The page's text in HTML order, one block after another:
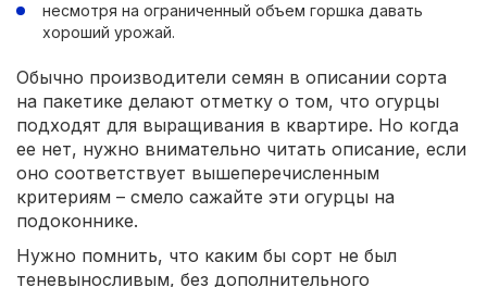
несмотря на ограниченный объем горшка давать
хороший урожай.
Обычно производители семян в описании сорта
на пакетике делают отметку о том, что огурцы
подходят для выращивания в квартире. Но когда
ее нет, нужно внимательно читать описание, если
оно соответствует вышеперечисленным
критериям – смело сажайте эти огурцы на
подоконнике.
Нужно помнить, что каким бы сорт не был
теневыносливым, без дополнительного